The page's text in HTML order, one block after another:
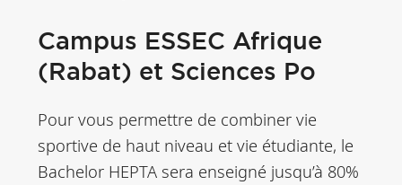
Campus ESSEC Afrique
(Rabat) et Sciences Po
Pour vous permettre de combiner vie
sportive de haut niveau et vie étudiante, le
Bachelor HEPTA sera enseigné jusqu’à 80%